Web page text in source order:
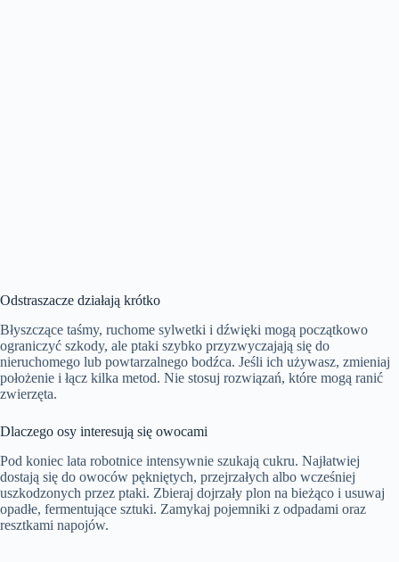
Odstraszacze działają krótko
Błyszczące taśmy, ruchome sylwetki i dźwięki mogą początkowo
ograniczyć szkody, ale ptaki szybko przyzwyczajają się do
nieruchomego lub powtarzalnego bodźca. Jeśli ich używasz, zmieniaj
położenie i łącz kilka metod. Nie stosuj rozwiązań, które mogą ranić
zwierzęta.
Dlaczego osy interesują się owocami
Pod koniec lata robotnice intensywnie szukają cukru. Najłatwiej
dostają się do owoców pękniętych, przejrzałych albo wcześniej
uszkodzonych przez ptaki. Zbieraj dojrzały plon na bieżąco i usuwaj
opadłe, fermentujące sztuki. Zamykaj pojemniki z odpadami oraz
resztkami napojów.